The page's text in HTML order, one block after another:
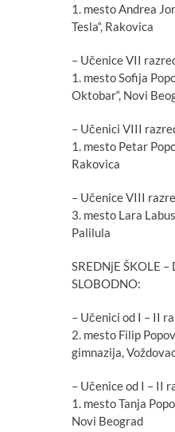
1. mesto Andrea
Tesla“, Rakovica
– Učenice VII
1. mesto Sofija
Oktobar“, Novi
– Učenici VIII
1. mesto Petar
Rakovica
– Učenice VIII
3. mesto Lara
Palilula
SREDNjE ŠKOLE –
SLOBODNO:
– Učenici od I – II
2. mesto Filip
gimnazija,
– Učenice od I – II
1. mesto Tanja
Novi Beograd